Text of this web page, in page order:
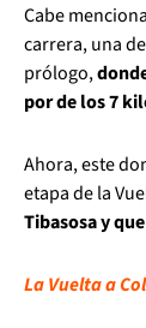
Cabe
carrera, una
prólogo,
por de los 7
Ahora, este
etapa de la
Tibasosa y
La Vuelta a